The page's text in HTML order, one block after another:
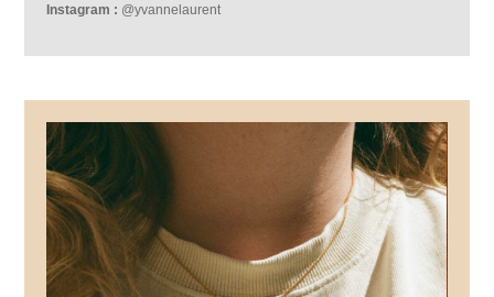
Instagram : @yvannelaurent